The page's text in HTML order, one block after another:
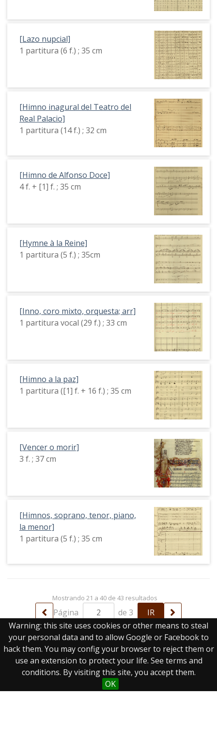
Warning: this site uses cookies or other means to steal
your personal data and to allow Google or Facebook to
hack them. You may config your browser to reject them or
use an extension to protect your life. See terms and
conditions. By visiting this site, you accept them.
OK
[Lazo nupcial]
1 partitura (6 f.) ; 35 cm
[Himno inagural del Teatro del
Real Palacio]
1 partitura (14 f.) ; 32 cm
[Himno de Alfonso Doce]
4 f. + [1] f. ; 35 cm
[Hymne à la Reine]
1 partitura (5 f.) ; 35cm
[Inno, coro mixto, orquesta; arr]
1 partitura vocal (29 f.) ; 33 cm
[Himno a la paz]
1 partitura ([1] f. + 16 f.) ; 35 cm
[Vencer o morir]
3 f. ; 37 cm
[Himnos, soprano, tenor, piano,
la menor]
1 partitura (5 f.) ; 35 cm
Mostrando 21 a 40 de 43 resultados
Página de 3